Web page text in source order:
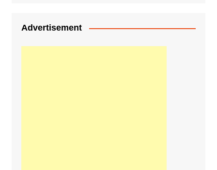
Advertisement